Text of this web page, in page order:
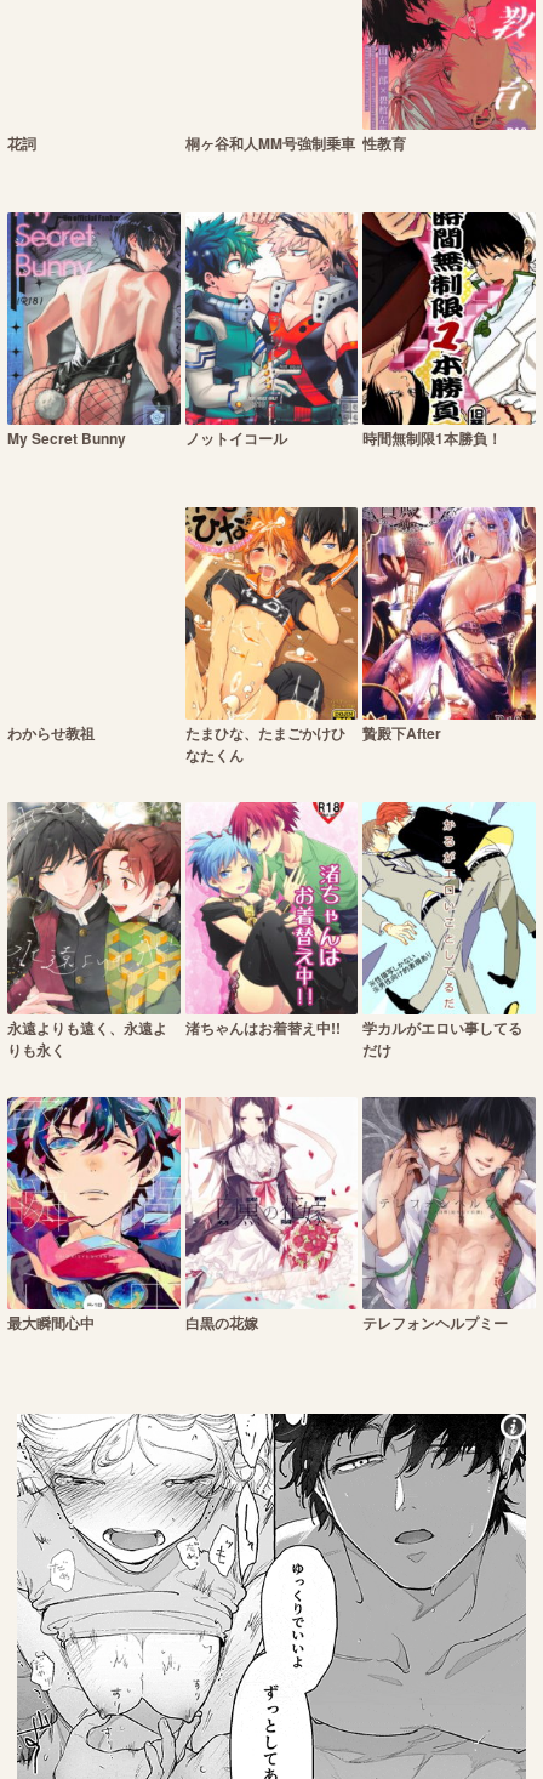
花詞 桐ヶ谷和人MM号強制乗車 性教育
My Secret Bunny ノットイコール 時間無制限1本勝負！
わからせ教祖
たまひな、たまごかけひ
なたくん
贄殿下After
永遠よりも遠く、永遠よ
りも永く
渚ちゃんはお着替え中!!
学カルがエロい事してる
だけ
最大瞬間心中 白黒の花嫁 テレフォンヘルプミー